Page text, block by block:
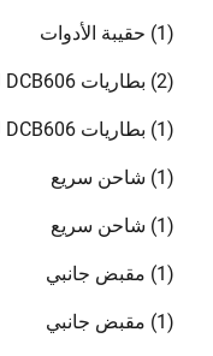
(1) حقيبة الأدوات
(2) بطاريات DCB606 ليثيوم أيون فليكس فولت
(1) بطاريات DCB606 ليثيوم أيون فليكس فولت
(1) شاحن سريع
(1) شاحن سريع
(1) مقبض جانبي
(1) مقبض جانبي